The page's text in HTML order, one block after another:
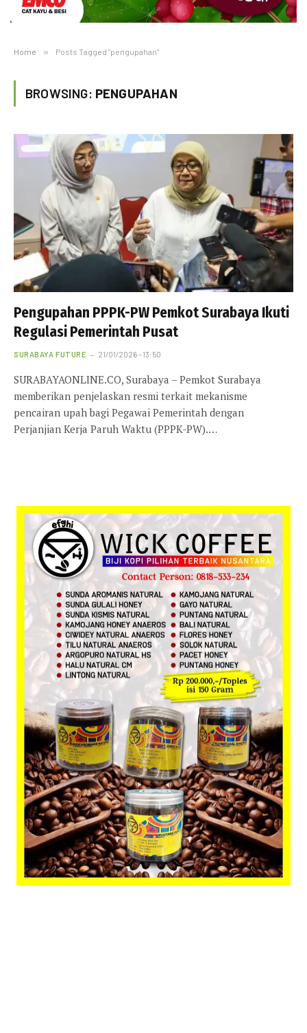
Home » Posts Tagged "pengupahan"
BROWSING: PENGUPAHAN
Pengupahan PPPK-PW Pemkot Surabaya Ikuti
Regulasi Pemerintah Pusat
SURABAYA FUTURE 21/01/2026 - 13:50
SURABAYAONLINE.CO, Surabaya – Pemkot Surabaya
memberikan penjelaskan resmi terkait mekanisme
pencairan upah bagi Pegawai Pemerintah dengan
Perjanjian Kerja Paruh Waktu (PPPK-PW).…